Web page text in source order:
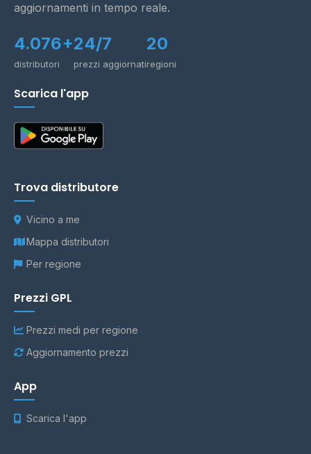
aggiornamenti in tempo reale.
4.076+
distributori
24/7
prezzi aggiornati
20
regioni
Scarica l'app
Trova distributore
Vicino a me
Mappa distributori
Per regione
Prezzi GPL
Prezzi medi per regione
Aggiornamento prezzi
App
Scarica l'app